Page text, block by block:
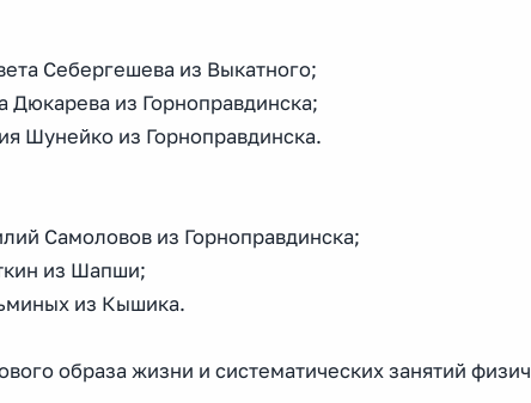
Себергешева из Выкатного;
из Горноправдинска;
Шунейко из Горноправдинска.
Самоловов из Горноправдинска;
из Шапши;
из Кышика.
образа жизни и систематических занятий